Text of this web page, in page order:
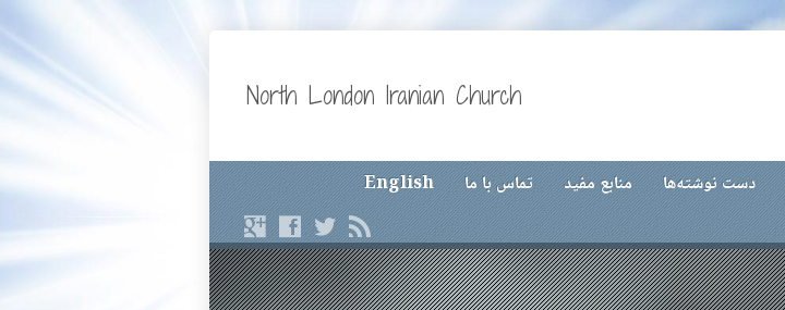
North London Iranian Church
دست نوشته‌ها منابع مفید تماس با ما English